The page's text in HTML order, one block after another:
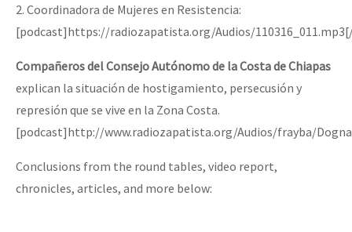
2. Coordinadora de Mujeres en Resistencia:
[podcast]https://radiozapatista.org/Audios/
Compañeros del Consejo Autónomo de la Costa de Chiapas
explican la situación de hostigamiento, persecusión y
represión que se vive en la Zona Costa.
[podcast]http://www.radiozapatista.org/Audios/frayba/
Conclusions from the round tables, video report,
chronicles, articles, and more below: